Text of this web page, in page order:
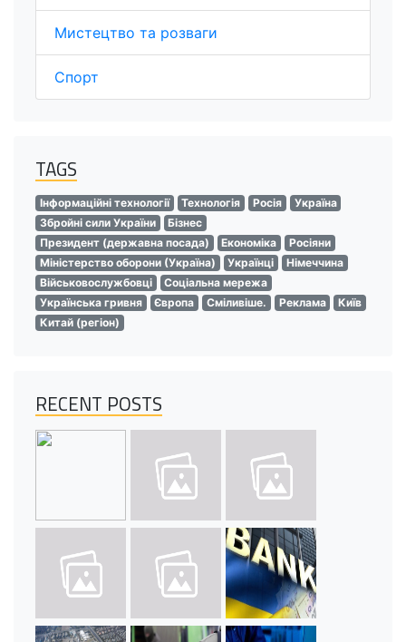
Мистецтво та розваги
Спорт
TAGS
Інформаційні технології Технологія Росія
Україна
Збройні сили України
Бізнес
Президент (державна посада)
Економіка
Росіяни
Міністерство оборони (Україна)
Українці
Німеччина
Військовослужбовці
Соціальна мережа
Українська гривня
Європа Сміливіше. Реклама
Київ
Китай (регіон)
RECENT POSTS